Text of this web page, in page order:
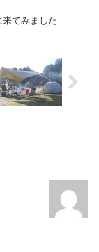
てみました